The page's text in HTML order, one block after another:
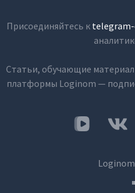
Присоединяйтесь к
Статьи, обучающие
платформы Loginom —